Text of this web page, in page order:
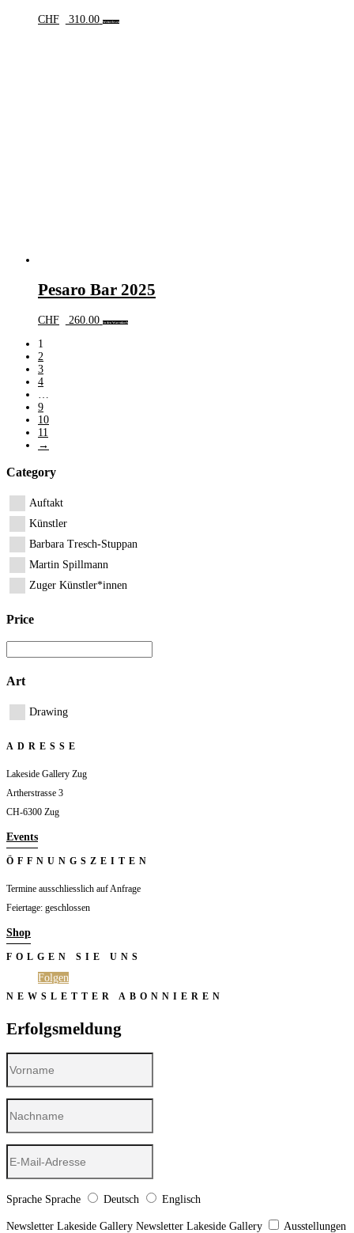
CHF 310.00 Weiterlesen
Pesaro Bar 2025
CHF 260.00 In den Warenkorb
1
2
3
4
9
10
11
→
Category
Auftakt
Künstler
Barbara Tresch-Stuppan
Martin Spillmann
Zuger Künstler*innen
Price
Art
Drawing
ADRESSE
Lakeside Gallery Zug
Artherstrasse 3
CH-6300 Zug
Events
ÖFFNUNGSZEITEN
Termine ausschliesslich auf Anfrage
Feiertage: geschlossen
Shop
FOLGEN SIE UNS
Folgen
NEWSLETTER ABONNIEREN
Erfolgsmeldung
Sprache Sprache Deutsch Englisch
Newsletter Lakeside Gallery Newsletter Lakeside Gallery Ausstellungen